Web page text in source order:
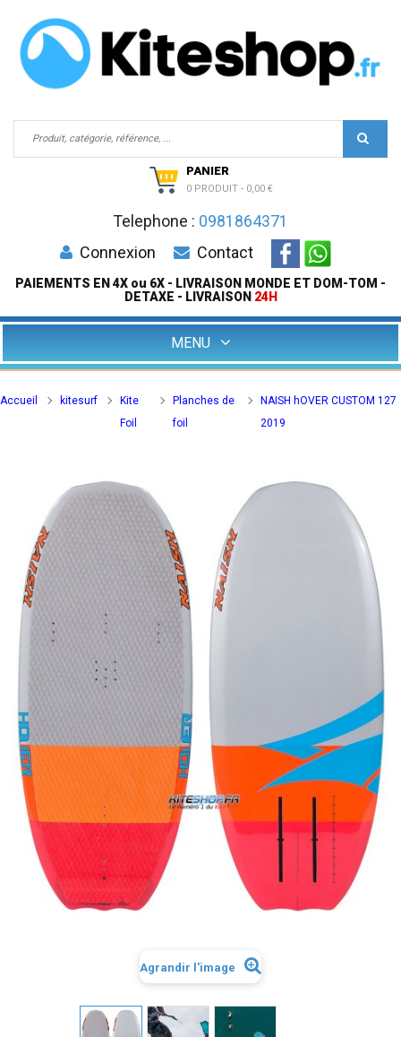
PANIER
0 PRODUIT - 0,00 €
Telephone : 0981864371
Connexion
Contact
PAIEMENTS EN 4X ou 6X - LIVRAISON MONDE ET DOM-TOM -
DETAXE - LIVRAISON 24H
MENU
Accueil kitesurf
Kite
Foil
Planches de
foil
NAISH hOVER CUSTOM 127
2019
Agrandir l'image